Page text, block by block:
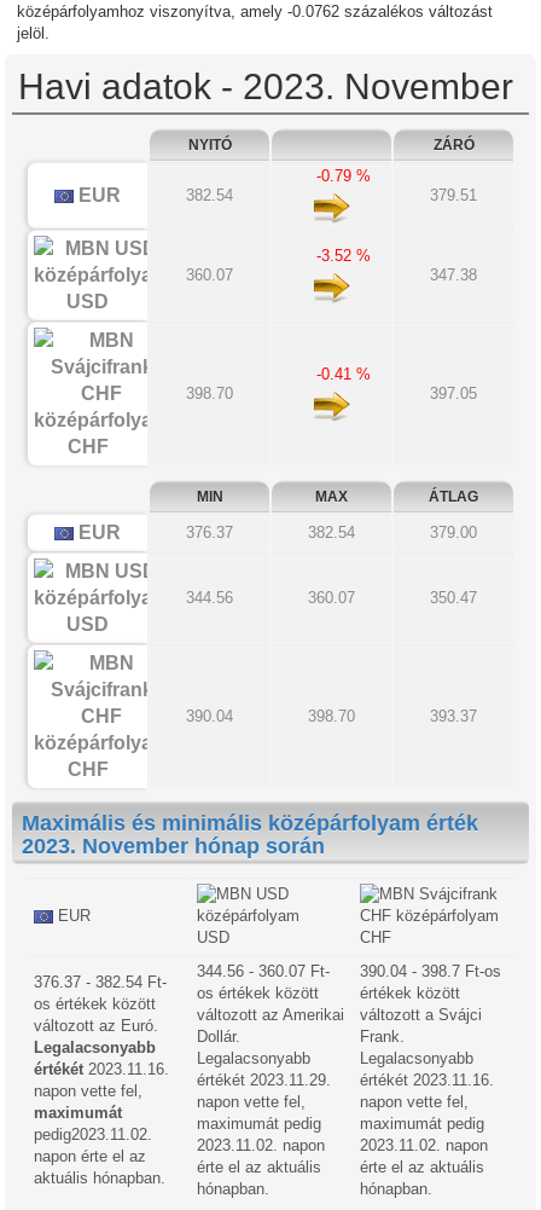
középárfolyamhoz viszonyítva, amely -0.0762 százalékos változást
jelöl.
Havi adatok - 2023. November
NYITÓ ZÁRÓ
EUR 382.54
-0.79 %
379.51
USD
360.07
-3.52 %
347.38
CHF
398.70
-0.41 %
397.05
MIN MAX ÁTLAG
EUR 376.37 382.54 379.00
USD
344.56 360.07 350.47
CHF
390.04 398.70 393.37
Maximális és minimális középárfolyam érték
2023. November hónap során
EUR
USD
CHF
376.37 - 382.54 Ft-
os értékek között
változott az Euró.
Legalacsonyabb
értékét 2023.11.16.
napon vette fel,
maximumát
pedig2023.11.02.
napon érte el az
aktuális hónapban.
344.56 - 360.07 Ft-
os értékek között
változott az Amerikai
Dollár.
Legalacsonyabb
értékét 2023.11.29.
napon vette fel,
maximumát pedig
2023.11.02. napon
érte el az aktuális
hónapban.
390.04 - 398.7 Ft-os
értékek között
változott a Svájci
Frank.
Legalacsonyabb
értékét 2023.11.16.
napon vette fel,
maximumát pedig
2023.11.02. napon
érte el az aktuális
hónapban.